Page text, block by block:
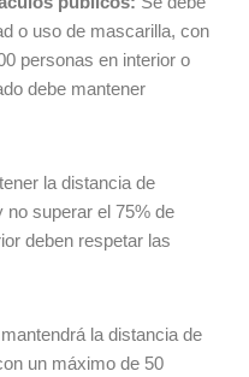
o uso de mascarilla, con
personas en interior o
debe mantener
la distancia de
no superar el 75% de
deben respetar las
la distancia de
un máximo de 50